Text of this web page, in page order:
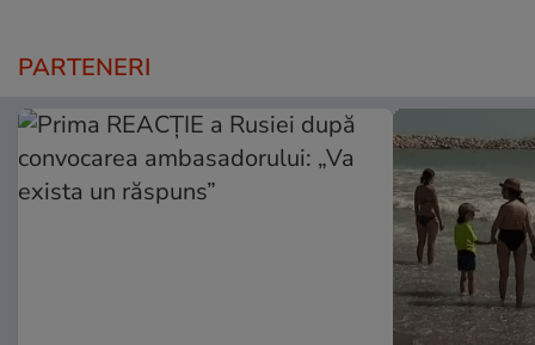
PARTENERI